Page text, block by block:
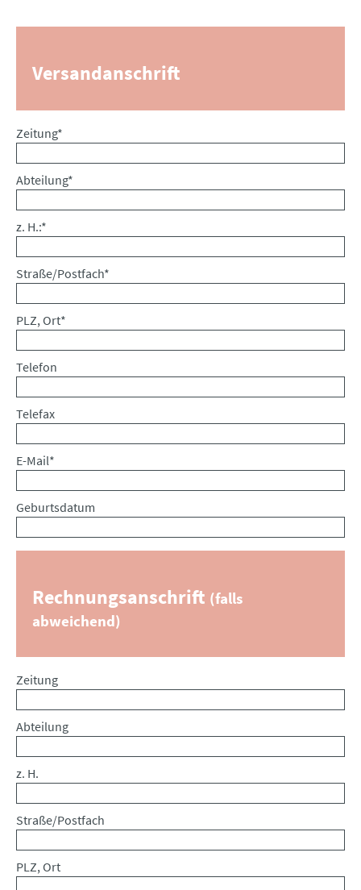
Versandanschrift
Pflichtfeld
Zeitung*
Pflichtfeld
Abteilung*
Pflichtfeld
z. H.:*
Pflichtfeld
Straße/Postfach*
Pflichtfeld
PLZ, Ort*
Telefon
Telefax
Pflichtfeld
E-Mail*
Geburtsdatum
Rechnungsanschrift (falls
abweichend)
Zeitung
Abteilung
z. H.
Straße/Postfach
PLZ, Ort